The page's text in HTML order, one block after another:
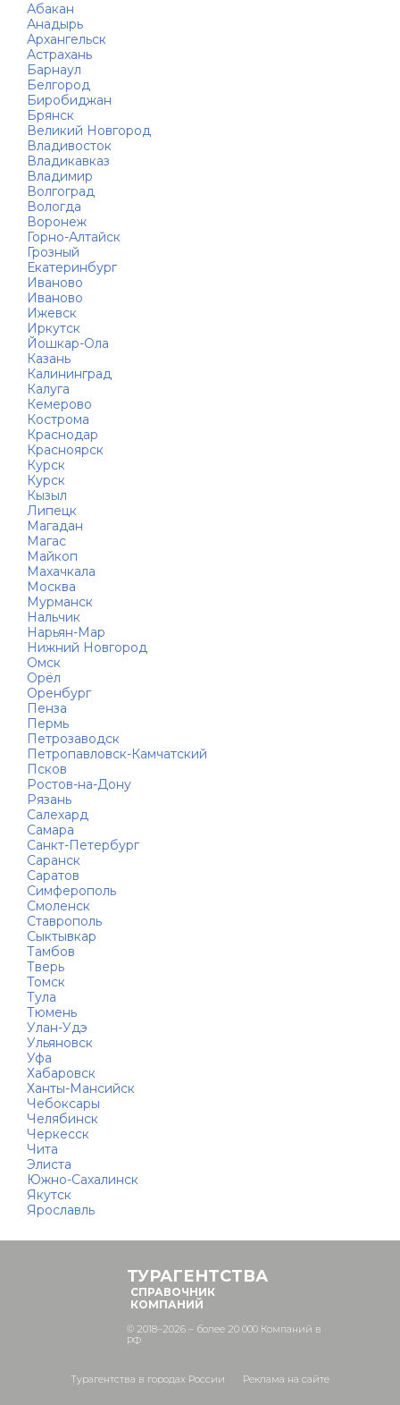
Абакан
Анадырь
Архангельск
Астрахань
Барнаул
Белгород
Биробиджан
Брянск
Великий Новгород
Владивосток
Владикавказ
Владимир
Волгоград
Вологда
Воронеж
Горно-Алтайск
Грозный
Екатеринбург
Иваново
Иваново
Ижевск
Иркутск
Йошкар-Ола
Казань
Калининград
Калуга
Кемерово
Кострома
Краснодар
Красноярск
Курск
Курск
Кызыл
Липецк
Магадан
Магас
Майкоп
Махачкала
Москва
Мурманск
Нальчик
Нарьян-Мар
Нижний Новгород
Омск
Орёл
Оренбург
Пенза
Пермь
Петрозаводск
Петропавловск-Камчатский
Псков
Ростов-на-Дону
Рязань
Салехард
Самара
Санкт-Петербург
Саранск
Саратов
Симферополь
Смоленск
Ставрополь
Сыктывкар
Тамбов
Тверь
Томск
Тула
Тюмень
Улан-Удэ
Ульяновск
Уфа
Хабаровск
Ханты-Мансийск
Чебоксары
Челябинск
Черкесск
Чита
Элиста
Южно-Сахалинск
Якутск
Ярославль
ТУРАГЕНТСТВА
СПРАВОЧНИК
КОМПАНИЙ
© 2018–2026 – более 20 000 Компаний в
РФ
Турагентства в городах России Реклама на сайте